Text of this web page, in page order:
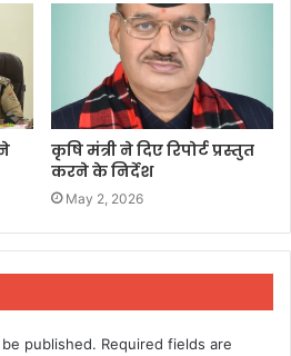
कृषि मंत्री ने दिए रिपोर्ट प्रस्तुत
करने के निर्देश
May 2, 2026
published. Required fields are